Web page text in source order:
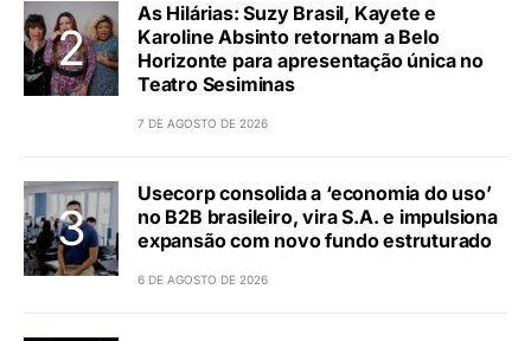
As Hilárias: Suzy Brasil, Kayete e
Karoline Absinto retornam a Belo
Horizonte para apresentação única no
Teatro Sesiminas
7 DE AGOSTO DE 2026
Usecorp consolida a ‘economia do uso’
no B2B brasileiro, vira S.A. e impulsiona
expansão com novo fundo estruturado
6 DE AGOSTO DE 2026